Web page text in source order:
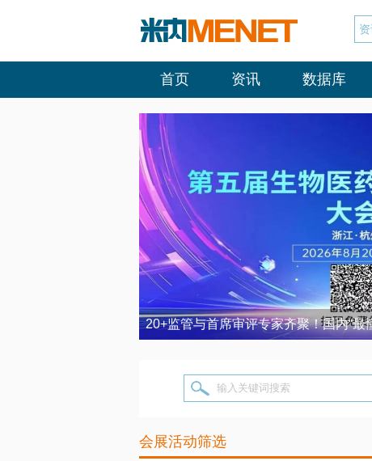
首页 资讯 数据库
20+监管与首席审评专家齐聚！国内“最
输入关键词搜索
会展活动筛选